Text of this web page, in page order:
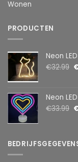
Wonen
PRODUCTEN
Neon LED Lamp
€32.99
Neon LED Lamp Hart
€33.99